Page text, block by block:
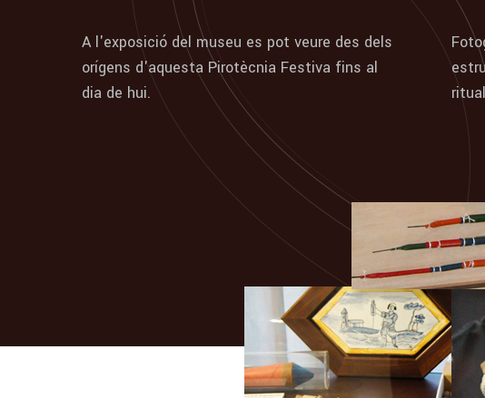
A l'exposició del museu es pot veure des dels
orígens d'aquesta Pirotècnia Festiva fins al
dia de hui.